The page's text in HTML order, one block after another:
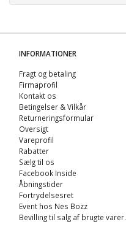
INFORMATIONER
Fragt og betaling
Firmaprofil
Kontakt os
Betingelser & Vilkår
Returneringsformular
Oversigt
Vareprofil
Rabatter
Sælg til os
Facebook Inside
Åbningstider
Fortrydelsesret
Event hos Nes Bozz
Bevilling til salg af brugte varer.